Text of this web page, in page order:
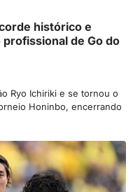
histórico e
de Go do
Ryo Ichiriki e se tornou o
Honinbo, encerrando